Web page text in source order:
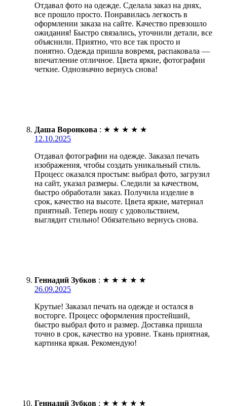
Отдавал фото на одежде. Сделала заказ на днях,
все прошло просто. Понравилась легкость в
оформлении заказа на сайте. Качество превзошло
ожидания! Быстро связались, уточнили детали, все
объяснили. Приятно, что все так просто и
понятно. Одежда пришла вовремя, распаковала —
впечатление отличное. Цвета яркие, фотографии
четкие. Однозначно вернусь снова!
Даша Воронкова : ★ ★ ★ ★ ★
12.10.2025
Отдавал фотографии на одежде. Заказал печать
изображения, чтобы создать уникальный стиль.
Процесс оказался простым: выбрал фото, загрузил
на сайт, указал размеры. Следили за качеством,
быстро обработали заказ. Получила изделие в
срок, качество на высоте. Цвета яркие, материал
приятный. Теперь ношу с удовольствием,
выглядит стильно! Обязательно вернусь снова.
Геннадий Зубков : ★ ★ ★ ★ ★
26.09.2025
Крутые! Заказал печать на одежде и остался в
восторге. Процесс оформления простейший,
быстро выбрал фото и размер. Доставка пришла
точно в срок, качество на уровне. Ткань приятная,
картинка яркая. Рекомендую!
Геннадий Зубков : ★ ★ ★ ★ ★